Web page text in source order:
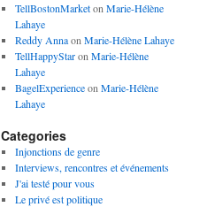
TellBostonMarketon Marie-Hélène
Lahaye
Reddy Annaon Marie-Hélène Lahaye
TellHappyStaron Marie-Hélène
Lahaye
BagelExperienceon Marie-Hélène
Lahaye
Categories
Injonctions de genre
Interviews, rencontres et événements
J'ai testé pour vous
Le privé est politique